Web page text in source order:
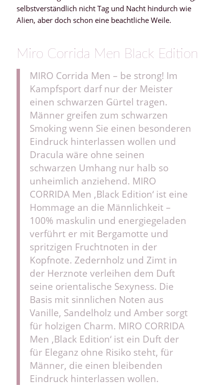
selbstverständlich nicht Tag und Nacht hindurch wie
Alien, aber doch schon eine beachtliche Weile.
Miro Corrida Men Black Edition
MIRO Corrida Men – be strong! Im
Kampfsport darf nur der Meister
einen schwarzen Gürtel tragen.
Männer greifen zum schwarzen
Smoking wenn Sie einen besonderen
Eindruck hinterlassen wollen und
Dracula wäre ohne seinen
schwarzen Umhang nur halb so
unheimlich anziehend. MIRO
CORRIDA Men ‚Black Edition‘ ist eine
Hommage an die Männlichkeit –
100% maskulin und energiegeladen
verführt er mit Bergamotte und
spritzigen Fruchtnoten in der
Kopfnote. Zedernholz und Zimt in
der Herznote verleihen dem Duft
seine orientalische Sexyness. Die
Basis mit sinnlichen Noten aus
Vanille, Sandelholz und Amber sorgt
für holzigen Charm. MIRO CORRIDA
Men ‚Black Edition‘ ist ein Duft der
für Eleganz ohne Risiko steht, für
Männer, die einen bleibenden
Eindruck hinterlassen wollen.